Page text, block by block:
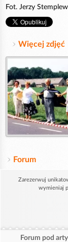
Fot. Jerzy
Więcej zdjęć
Forum
Zarezerwuj
wymieniaj
Forum pod